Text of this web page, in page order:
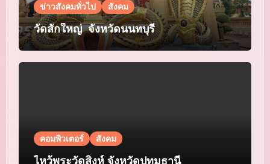
ข่าวสังคมทั่วไป สังคม
วัดสักใหญ่ จังหวัดนนทบุรี
คอมพิวเตอร์ สังคม